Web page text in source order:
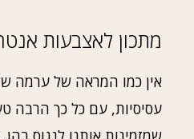
מתכון לאצבעות
אין כמו המראה של ערמה
עסיסיות, עם כל כך הרבה